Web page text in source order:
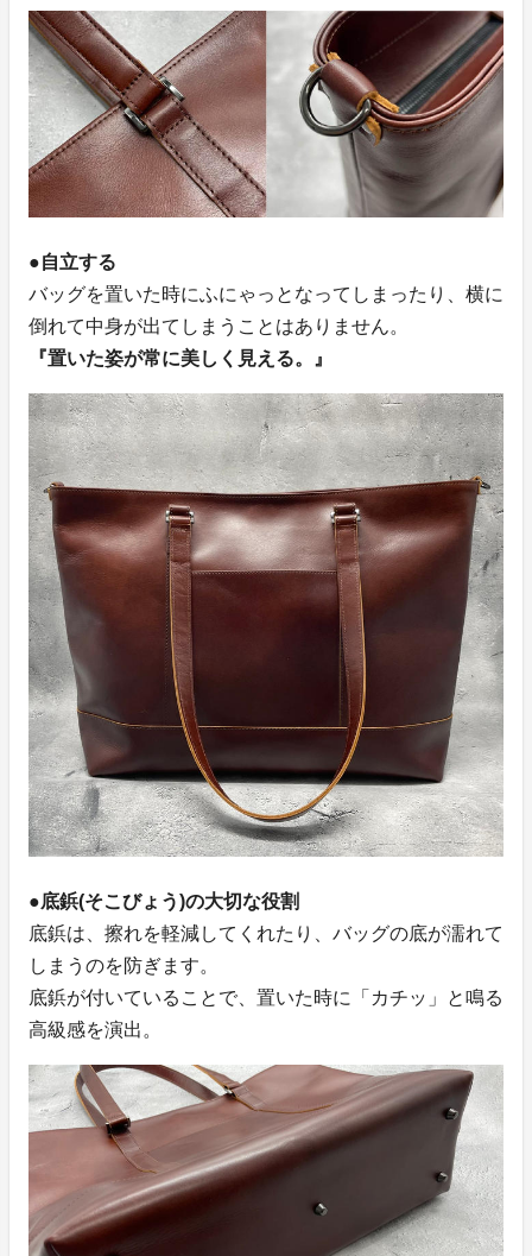
●自立する
バッグを置いた時にふにゃっとなってしまったり、横に
倒れて中身が出てしまうことはありません。
『置いた姿が常に美しく見える。』
●底鋲(そこびょう)の大切な役割
底鋲は、擦れを軽減してくれたり、バッグの底が濡れて
しまうのを防ぎます。
底鋲が付いていることで、置いた時に「カチッ」と鳴る
高級感を演出。